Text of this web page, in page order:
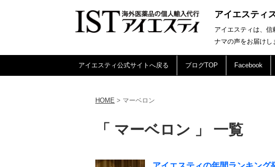
アイエスティ
アイエスティは、
ナマの声をお届けし
アイエスティ公式サイトへ戻る ブログTOP Facebook
HOME > マーベロン
「 マーベロン 」 一覧